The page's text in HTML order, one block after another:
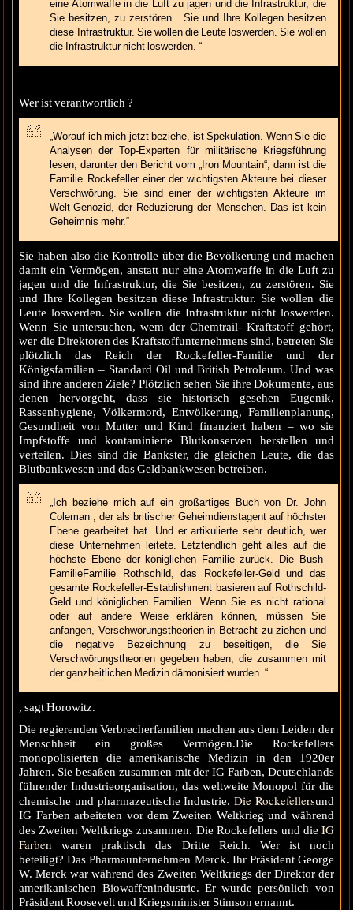
eine Atomwaffe in die Luft zu jagen und die Infrastruktur, die
Sie besitzen, zu zerstören. Sie und Ihre Kollegen besitzen
diese Infrastruktur. Sie wollen die Leute loswerden. Sie wollen
die Infrastruktur nicht loswerden. “
Wer ist verantwortlich ?
„Worauf ich mich jetzt beziehe, ist Spekulation. Wenn Sie die
Analysen der Top-Experten für militärische Kriegsführung
lesen, darunter den Bericht vom „Iron Mountain“, dann ist die
Familie Rockefeller einer der wichtigsten Akteure bei dieser
Verschwörung. Sie sind einer der wichtigsten Akteure im
Welt-Genozid, der Reduzierung der Menschen. Das ist kein
Geheimnis mehr.“
Sie haben also die Kontrolle über die Bevölkerung und machen
damit ein Vermögen, anstatt nur eine Atomwaffe in die Luft zu
jagen und die Infrastruktur, die Sie besitzen, zu zerstören. Sie
und Ihre Kollegen besitzen diese Infrastruktur. Sie wollen die
Leute loswerden. Sie wollen die Infrastruktur nicht loswerden.
Wenn Sie untersuchen, wem der Chemtrail- Kraftstoff gehört,
wer die Direktoren des Kraftstoffunternehmens sind, betreten Sie
plötzlich das Reich der Rockefeller-Familie und der
Königsfamilien – Standard Oil und British Petroleum. Und was
sind ihre anderen Ziele? Plötzlich sehen Sie ihre Dokumente, aus
denen hervorgeht, dass sie historisch gesehen Eugenik,
Rassenhygiene, Völkermord, Entvölkerung, Familienplanung,
Gesundheit von Mutter und Kind finanziert haben – wo sie
Impfstoffe und kontaminierte Blutkonserven herstellen und
verteilen. Dies sind die Bankster, die gleichen Leute, die das
Blutbankwesen und das Geldbankwesen betreiben.
„Ich beziehe mich auf ein großartiges Buch von Dr. John
Coleman , der als britischer Geheimdienstagent auf höchster
Ebene gearbeitet hat. Und er artikulierte sehr deutlich, wer
diese Unternehmen leitete. Letztendlich geht alles auf die
höchste Ebene der königlichen Familie zurück.
Die Bush-
FamilieFamilie Rothschild, das Rockefeller-Geld und das
gesamte Rockefeller-Establishment basieren auf Rothschild-
Geld und königlichen Familien. Wenn Sie es nicht rational
oder auf andere Weise erklären können, müssen Sie
anfangen, Verschwörungstheorien in Betracht zu ziehen und
die negative Bezeichnung zu beseitigen, die Sie
Verschwörungstheorien gegeben haben, die zusammen mit
der ganzheitlichen Medizin dämonisiert wurden. “
, sagt Horowitz.
Die regierenden Verbrecherfamilien machen aus dem Leiden der
Menschheit ein großes Vermögen.Die Rockefellers
monopolisierten die amerikanische Medizin in den 1920er
Jahren. Sie besaßen zusammen mit der IG Farben, Deutschlands
führender Industrieorganisation, das weltweite Monopol für die
chemische und pharmazeutische Industrie. Die Rockefellersund
IG Farben arbeiteten vor dem Zweiten Weltkrieg und während
des Zweiten Weltkriegs zusammen. Die Rockefellers und die IG
Farben waren praktisch das Dritte Reich. Wer ist noch
beteiligt? Das Pharmaunternehmen Merck. Ihr Präsident George
W. Merck war während des Zweiten Weltkriegs der Direktor der
amerikanischen Biowaffenindustrie. Er wurde persönlich von
Präsident Roosevelt und Kriegsminister Stimson ernannt.